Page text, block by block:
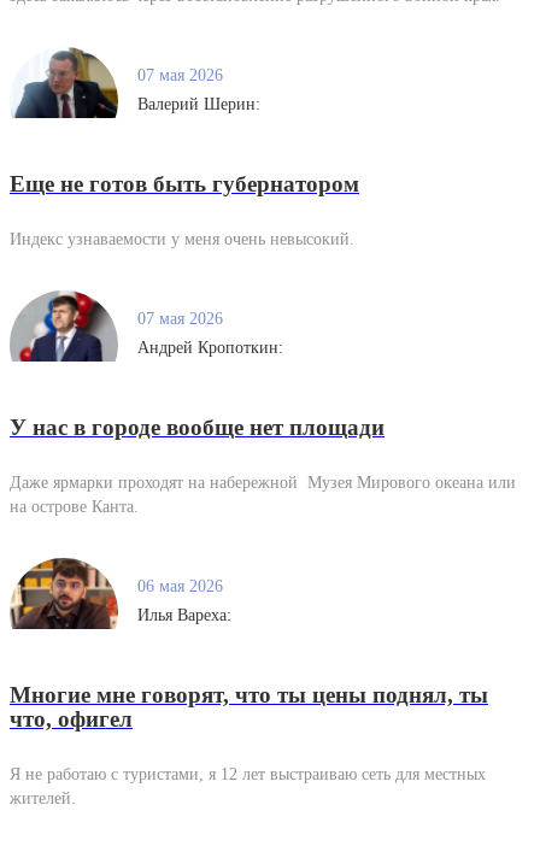
07 мая 2026
Валерий Шерин:
Еще не готов быть губернатором
Индекс узнаваемости у меня очень невысокий.
07 мая 2026
Андрей Кропоткин:
У нас в городе вообще нет площади
Даже ярмарки проходят на набережной Музея Мирового океана или
на острове Канта.
06 мая 2026
Илья Вареха:
Многие мне говорят, что ты цены поднял, ты
что, офигел
Я не работаю с туристами, я 12 лет выстраиваю сеть для местных
жителей.